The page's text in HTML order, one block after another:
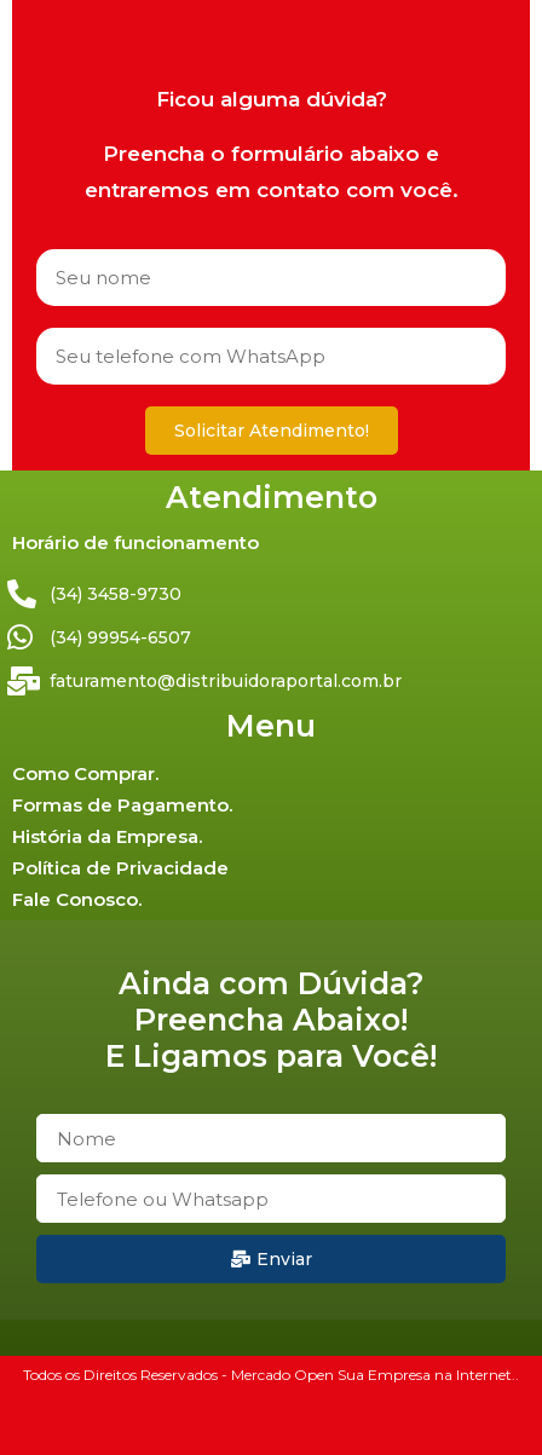
Ficou alguma dúvida?
Preencha o formulário abaixo e
entraremos em contato com você.
Solicitar Atendimento!
Atendimento
Horário de funcionamento
(34) 3458-9730
(34) 99954-6507
faturamento@distribuidoraportal.com.br
Menu
Como Comprar.
Formas de Pagamento.
História da Empresa.
Política de Privacidade
Fale Conosco.
Ainda com Dúvida?
Preencha Abaixo!
E Ligamos para Você!
Enviar
Todos os Direitos Reservados - Mercado Open Sua Empresa na Internet..